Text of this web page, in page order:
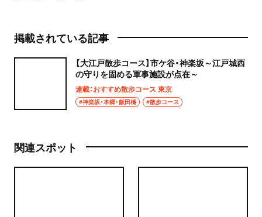
掲載されている記事
【大江戸散歩コース】市ケ谷・神楽坂～江戸城西
の守りを固める軍事施設が点在～
連載：おすすめ散歩コース 東京
#神楽坂・本郷・飯田橋 #散歩コース
関連スポット